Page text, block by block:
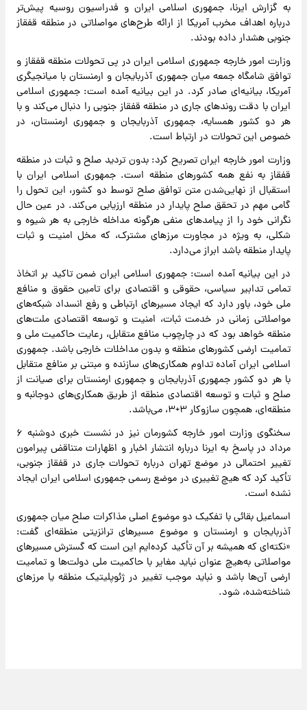
به گزارش ایرنا، جمهوری اسلامی ایران و فدراسیون روسیه پیش‌تر
درباره اهداف مخرب آمریکا از ارائه طرح‌های مواصلاتی در منطقه قفقاز
جنوبی هشدار داده بودند.
وزارت امور خارجه جمهوری اسلامی ایران در پی تحولات منطقه قفقاز و
توافق شامگاه جمعه میان جمهوری آذربایجان و ارمنستان با میانجیگری
آمریکا، بیانیه‌ای صادر کرد. در این بیانیه آمده است:‌ جمهوری اسلامی
ایران با دقت روندهای جاری در منطقه قفقاز جنوبی را دنبال می‌کند و با
هر دو کشور همسایه، جمهوری آذربایجان و جمهوری ارمنستان، در
خصوص این تحولات در ارتباط است.
وزارت امور خارجه ایران تصریح کرد: بدون تردید صلح و ثبات در منطقه
قفقاز به نفع همه کشورهای منطقه است. جمهوری اسلامی ایران با
استقبال از نهایی‌شدن متن توافق صلح توسط دو کشور، این تحول را
گامی مهم در تحقق صلح پایدار در منطقه ارزیابی می‌کند. در عین حال
نگرانی خود را از پیامدهای منفی هرگونه مداخله خارجی به هر شیوه و
شکلی، به ویژه در مجاورت مرزهای مشترک، که مخل امنیت و ثبات
پایدار منطقه باشد ابراز می‌دارد.
در این بیانیه آمده است: جمهوری اسلامی ایران ضمن تاکید بر اتخاذ
تمامی تدابیر سیاسی، حقوقی و اقتصادی برای تامین حقوق و منافع
ملی خود، باور دارد که ایجاد مسیرهای ارتباطی و رفع انسداد شبکه‌های
مواصلاتی زمانی در خدمت ثبات، امنیت و توسعه اقتصادی ملت‌های
منطقه خواهد بود که در چارچوب منافع متقابل، رعایت حاکمیت ملی و
تمامیت ارضی کشورهای منطقه و بدون مداخلات خارجی باشد. جمهوری
اسلامی ایران آماده تداوم همکاری‌های سازنده و مبتنی بر منافع متقابل
با هر دو کشور جمهوری آذربایجان و جمهوری ارمنستان برای صیانت از
صلح و ثبات و توسعه اقتصادی منطقه از طریق همکاری‌های دوجانبه و
منطقه‌ای، همچون سازوکار ۳+۳، می‌باشد.
سخنگوی وزارت امور خارجه کشورمان نیز در نشست خبری دوشنبه ۶
مرداد در پاسخ به ایرنا درباره انتشار اخبار و اظهارات متناقض پیرامون
تغییر احتمالی در موضع تهران درباره تحولات جاری در قفقاز جنوبی،
تأکید کرد که هیچ تغییری در موضع رسمی جمهوری اسلامی ایران ایجاد
نشده است.
اسماعیل بقائی با تفکیک دو موضوع اصلی مذاکرات صلح میان جمهوری
آذربایجان و ارمنستان و موضوع مسیرهای ترانزیتی منطقه‌ای گفت:
«نکته‌ای که همیشه بر آن تأکید کرده‌ایم این است که گسترش مسیرهای
مواصلاتی به‌هیچ‌ عنوان نباید مغایر با حاکمیت ملی دولت‌ها و تمامیت
ارضی آن‌ها باشد و نباید موجب تغییر در ژئوپلیتیک منطقه یا مرزهای
شناخته‌شده، شود.